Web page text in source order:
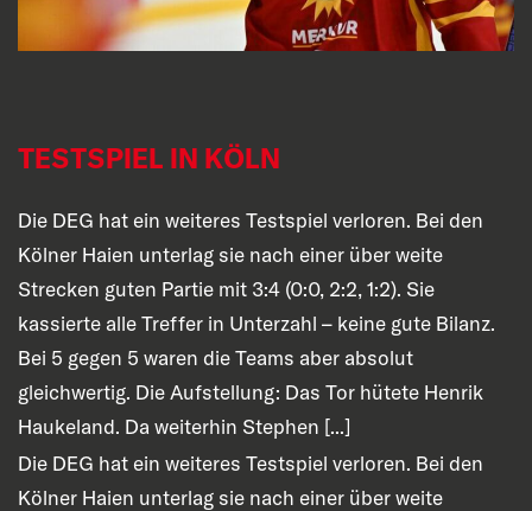
TESTSPIEL IN KÖLN
Die DEG hat ein weiteres Testspiel verloren. Bei den
Kölner Haien unterlag sie nach einer über weite
Strecken guten Partie mit 3:4 (0:0, 2:2, 1:2). Sie
kassierte alle Treffer in Unterzahl – keine gute Bilanz.
Bei 5 gegen 5 waren die Teams aber absolut
gleichwertig. Die Aufstellung: Das Tor hütete Henrik
Haukeland. Da weiterhin Stephen [...]
Die DEG hat ein weiteres Testspiel verloren. Bei den
Kölner Haien unterlag sie nach einer über weite